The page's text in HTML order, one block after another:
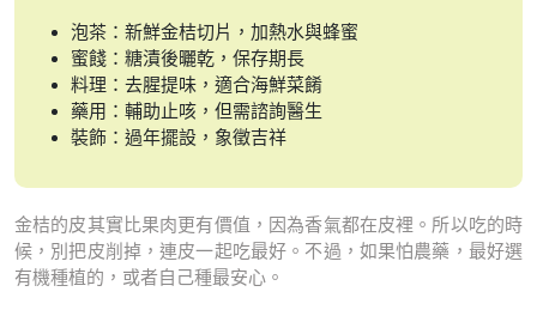
泡茶：新鮮金桔切片，加熱水與蜂蜜
蜜餞：糖漬後曬乾，保存期長
料理：去腥提味，適合海鮮菜餚
藥用：輔助止咳，但需諮詢醫生
裝飾：過年擺設，象徵吉祥
金桔的皮其實比果肉更有價值，因為香氣都在皮裡。所以吃的時
候，別把皮削掉，連皮一起吃最好。不過，如果怕農藥，最好選
有機種植的，或者自己種最安心。